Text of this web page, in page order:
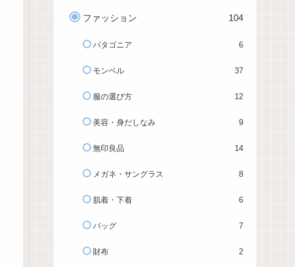
ファッション 104
パタゴニア 6
モンベル 37
服の選び方 12
美容・身だしなみ 9
無印良品 14
メガネ・サングラス 8
肌着・下着 6
バッグ 7
財布 2